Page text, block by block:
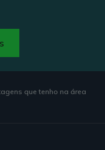
que tenho na área